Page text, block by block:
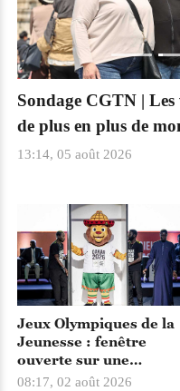
Sondage CGTN |
de plus en plus de
personnes
13:14, 05 août 2026
Jeux Olympiques de la
Jeunesse : fenêtre
ouverte sur une
compétition majeure ?
08:17, 02 août 2026